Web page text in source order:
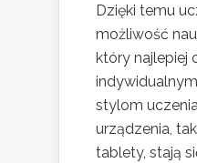
Dzięki temu
możliwość
który najlepiej
stylom
urządzenia,
tablety, stają